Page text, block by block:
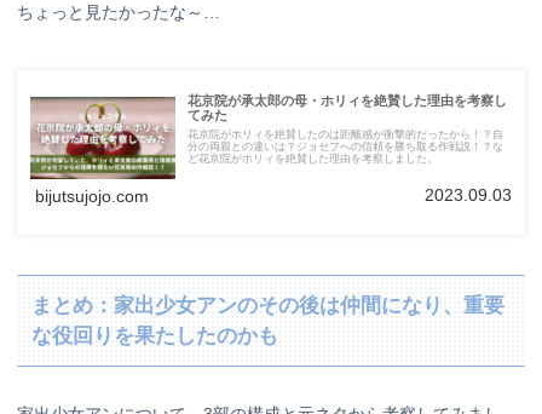
ちょっと見たかったな～…
花京院が承太郎の母・ホリィを絶賛した理由を考察し
てみた
花京院がホリィを絶賛したのは距離感が衝撃的だったから！？自
分の両親との違いは？ジョセフへの信頼を勝ち取る作戦説！？な
ど花京院がホリィを絶賛した理由を考察しました。
bijutsujojo.com 2023.09.03
まとめ：家出少女アンのその後は仲間になり、重要
な役回りを果たしたのかも